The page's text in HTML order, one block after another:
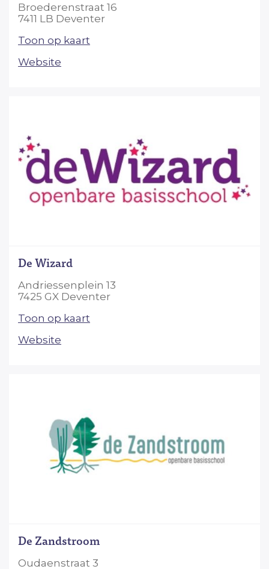
Broederenstraat 16
7411 LB Deventer
Toon op kaart
Website
De Wizard
Andriessenplein 13
7425 GX Deventer
Toon op kaart
Website
De Zandstroom
Oudaenstraat 3